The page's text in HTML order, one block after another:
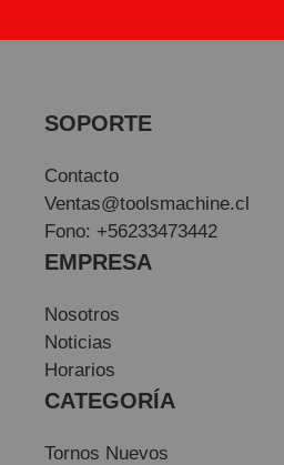
SOPORTE
Contacto
Ventas@toolsmachine.cl
Fono: +56233473442
EMPRESA
Nosotros
Noticias
Horarios
CATEGORÍA
Tornos Nuevos